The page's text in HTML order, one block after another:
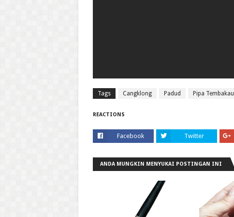
Tags Cangklong Padud Pipa Tembakau
REACTIONS
Facebook Twitter
ANDA MUNGKIN MENYUKAI POSTINGAN INI